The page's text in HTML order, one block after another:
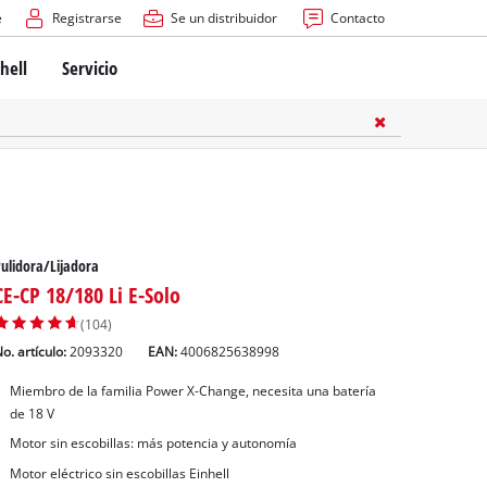
Registrarse Se un distribuidor Contacto
Servicio
Lijadora
CP 18/180 Li E-Solo
(104)
artículo: 2093320 EAN:4006825638998
Miembro de la familia Power X-Change, necesita una batería
de 18 V
Motor sin escobillas: más potencia y autonomía
Motor eléctrico sin escobillas Einhell